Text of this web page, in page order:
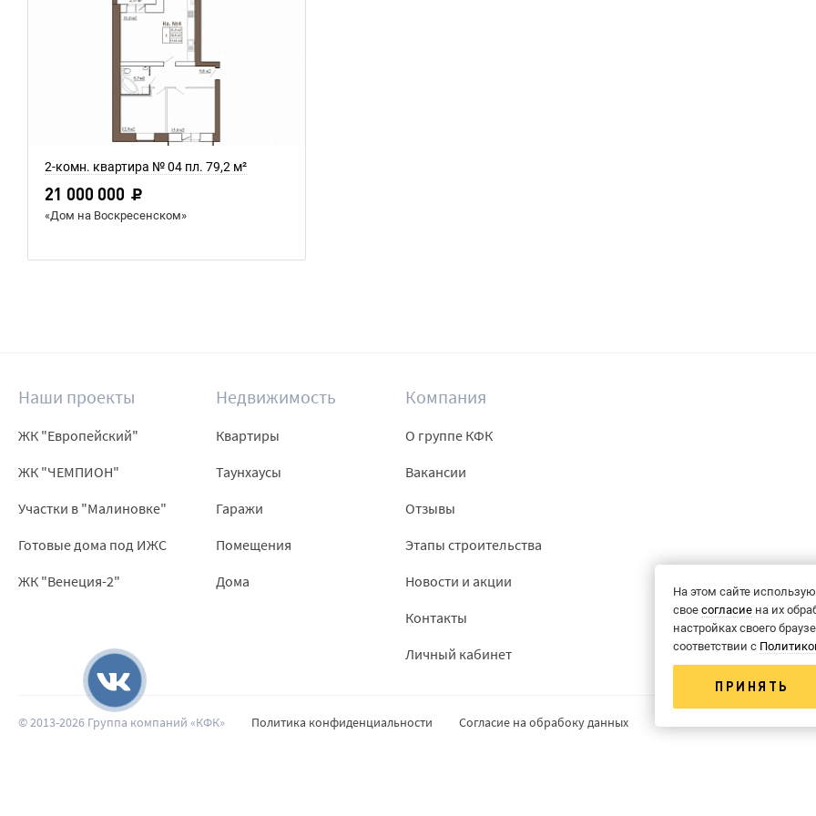
На этом сайте
свое согласие на их
настройках своего
соответствии с
ПРИНЯТЬ
2-комн. квартира № 04 пл. 79,2 м²
21 000 000
«Дом на Воскресенском»
Наши проекты
ЖК "Европейский"
ЖК "ЧЕМПИОН"
Участки в "Малиновке"
Готовые дома под ИЖС
ЖК "Венеция-2"
Недвижимость
Квартиры
Таунхаусы
Гаражи
Помещения
Дома
Компания
О группе КФК
Вакансии
Отзывы
Этапы строительства
Новости и акции
Контакты
Личный кабинет
© 2013-2026 Группа компаний «КФК» Политика конфиденциальности Согласие на обрабоку данных